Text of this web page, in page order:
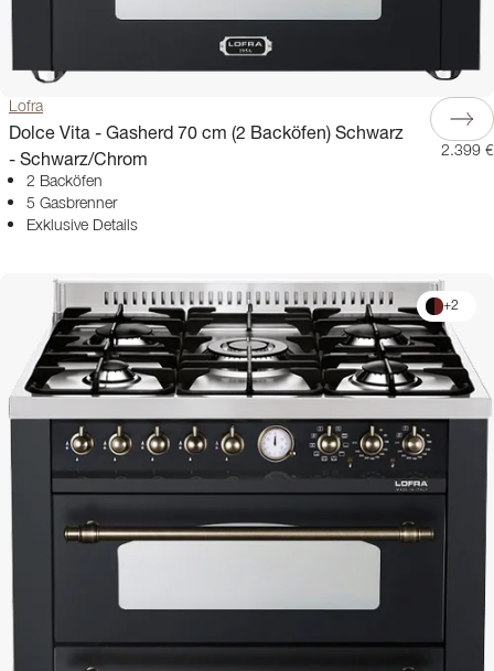
Lofra
Dolce Vita - Gasherd 70 cm (2 Backöfen) Schwarz
- Schwarz/Chrom
2 Backöfen
5 Gasbrenner
Exklusive Details
2.399 €
+2